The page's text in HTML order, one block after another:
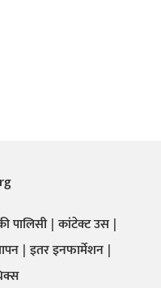
पालिसी कांटेक्ट उस
इतर इनफार्मेशन